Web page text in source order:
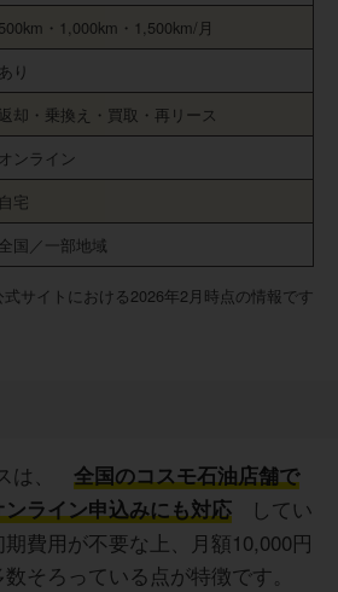
500km・1,000km・1,500km/月
あり
返却・乗換え・買取・再リース
オンライン
自宅
全国／一部地域
サイトにおける2026年2月時点の情報です
、
全国のコスモ石油店舗で
ライン申込みにも対応
してい
費用が不要な上、月額10,000円
そろっている点が特徴です。